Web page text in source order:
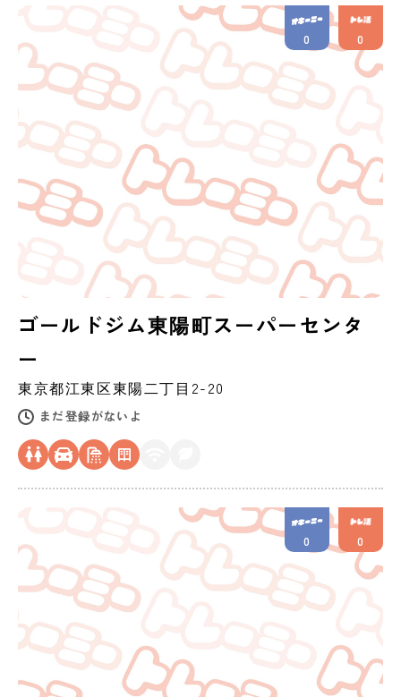
ゴールドジム東陽町スーパーセンタ
ー
東京都江東区東陽二丁目2-20
まだ登録がないよ
0 0
0 0